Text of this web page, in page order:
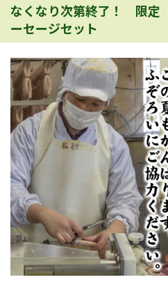
なくなり次第終了！ 限定
ーセージセット